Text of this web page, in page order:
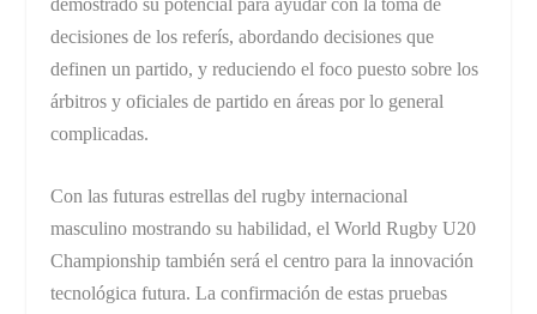
decisiones de los referís, abordando decisiones que
definen un partido, y reduciendo el foco puesto sobre los
árbitros y oficiales de partido en áreas por lo general
complicadas.
Con las futuras estrellas del rugby internacional
masculino mostrando su habilidad, el World Rugby U20
Championship también será el centro para la innovación
tecnológica futura. La confirmación de estas pruebas